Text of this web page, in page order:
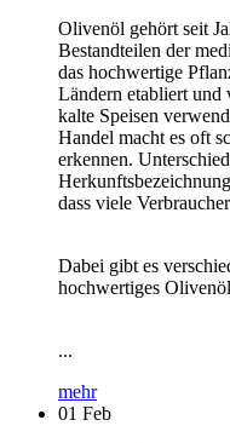
Olivenöl gehört seit
Bestandteilen der
das hochwertige
Ländern etabliert
kalte Speisen
Handel macht es oft
erkennen.
dass viele
Dabei gibt es
hochwertiges
...
mehr
01 Feb